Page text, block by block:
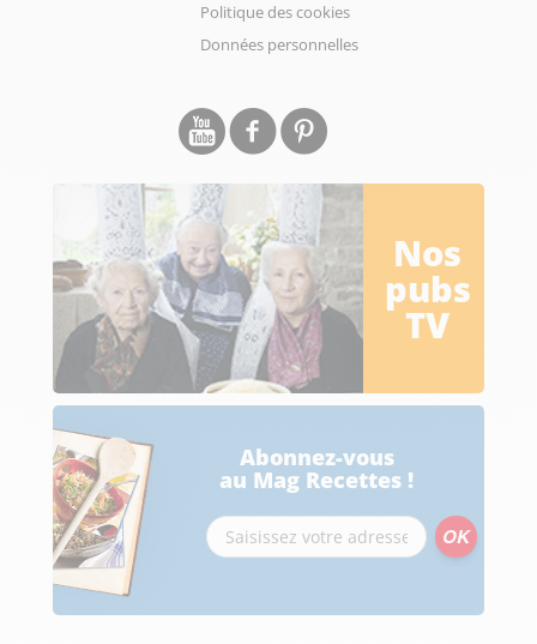
Politique des cookies
Données personnelles
Nos
pubs
TV
Abonnez-vous
au Mag Recettes !